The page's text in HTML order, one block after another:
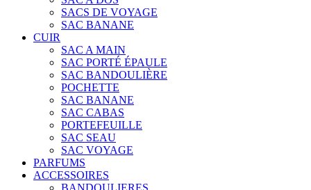
SACS DE VOYAGE
SAC BANANE
CUIR
SAC A MAIN
SAC PORTÉ ÉPAULE
SAC BANDOULIÈRE
POCHETTE
SAC BANANE
SAC CABAS
PORTEFEUILLE
SAC SEAU
SAC VOYAGE
PARFUMS
ACCESSOIRES
BANDOULIERES